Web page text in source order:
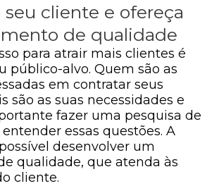
seu cliente e ofereça
de qualidade
para atrair mais clientes é
público-alvo. Quem são as
em contratar seus
são as suas necessidades e
fazer uma pesquisa de
essas questões. A
desenvolver um
qualidade, que atenda às
cliente.